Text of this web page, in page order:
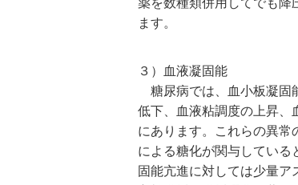
薬を数種類併用してでも降
ます。
３）血液凝固能
糖尿病では、血小板凝固
低下、血液粘調度の上昇、
にあります。これらの異常
による糖化が関与している
固能亢進に対しては少量